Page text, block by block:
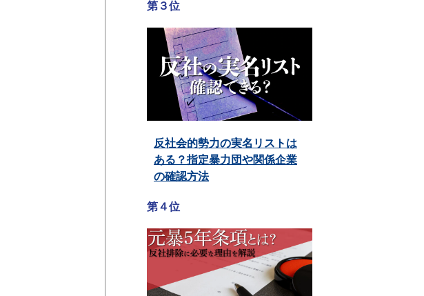
第３位
反社会的勢力の実名リストは
ある？指定暴力団や関係企業
の確認方法
第４位